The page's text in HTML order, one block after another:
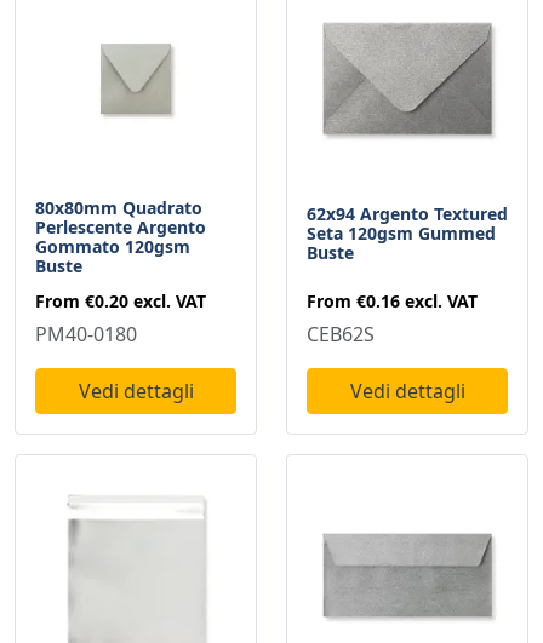
80x80mm Quadrato
Perlescente Argento
Gommato 120gsm
Buste
From €0.20 excl. VAT
PM40-0180
Vedi dettagli
62x94 Argento Textured
Seta 120gsm Gummed
Buste
From €0.16 excl. VAT
CEB62S
Vedi dettagli